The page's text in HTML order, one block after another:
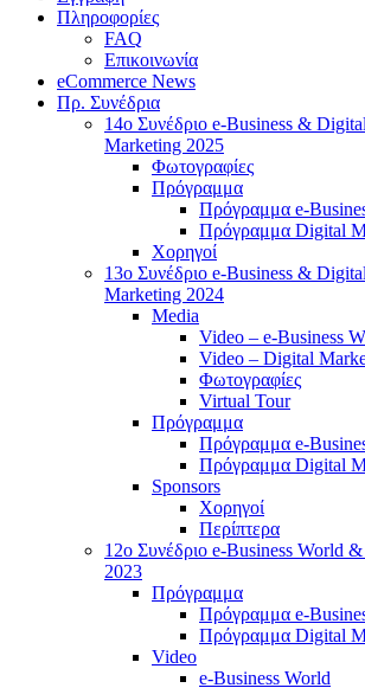
Πληροφορίες
FAQ
Επικοινωνία
eCommerce News
Πρ. Συνέδρια
14o Συνέδριο e-Business &
Marketing 2025
Φωτογραφίες
Πρόγραμμα
Πρόγραμμα e-
Πρόγραμμα Digital
Χορηγοί
13o Συνέδριο e-Business &
Marketing 2024
Media
Video – e-Business
Video – Digital
Φωτογραφίες
Virtual Tour
Πρόγραμμα
Πρόγραμμα e-
Πρόγραμμα Digital
Sponsors
Χορηγοί
Περίπτερα
12o Συνέδριο e-Business World
2023
Πρόγραμμα
Πρόγραμμα e-
Πρόγραμμα Digital
Video
e-Business World